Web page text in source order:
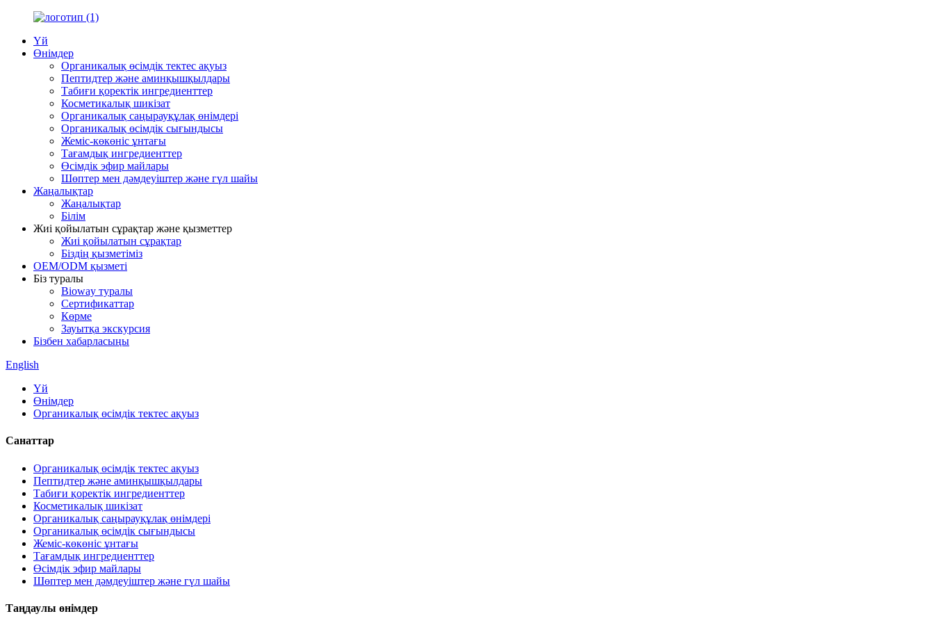
Үй
Өнімдер
Органикалық өсімдік тектес ақуыз
Пептидтер және аминқышқылдары
Табиғи қоректік ингредиенттер
Косметикалық шикізат
Органикалық саңырауқұлақ өнімдері
Органикалық өсімдік сығындысы
Жеміс-көкөніс ұнтағы
Тағамдық ингредиенттер
Өсімдік эфир майлары
Шөптер мен дәмдеуіштер және гүл шайы
Жаңалықтар
Жаңалықтар
Білім
Жиі қойылатын сұрақтар және қызметтер
Жиі қойылатын сұрақтар
Біздің қызметіміз
OEM/ODM қызметі
Біз туралы
Bioway туралы
Сертификаттар
Көрме
Зауытқа экскурсия
Бізбен хабарласыңы
English
Үй
Өнімдер
Органикалық өсімдік тектес ақуыз
Санаттар
Органикалық өсімдік тектес ақуыз
Пептидтер және аминқышқылдары
Табиғи қоректік ингредиенттер
Косметикалық шикізат
Органикалық саңырауқұлақ өнімдері
Органикалық өсімдік сығындысы
Жеміс-көкөніс ұнтағы
Тағамдық ингредиенттер
Өсімдік эфир майлары
Шөптер мен дәмдеуіштер және гүл шайы
Таңдаулы өнімдер